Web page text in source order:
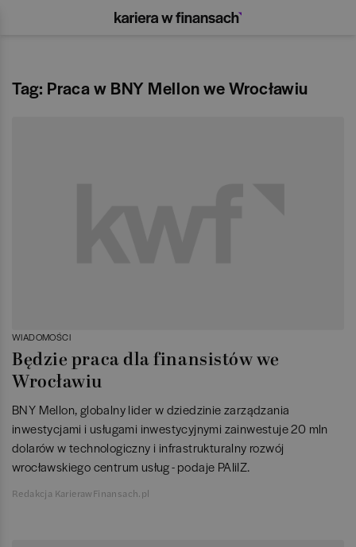
Tag: Praca w BNY Mellon we Wrocławiu
WIADOMOŚCI
Będzie praca dla finansistów we
Wrocławiu
BNY Mellon, globalny lider w dziedzinie zarządzania
inwestycjami i usługami inwestycyjnymi zainwestuje 20 mln
dolarów w technologiczny i infrastrukturalny rozwój
wrocławskiego centrum usług - podaje PAIiIZ.
Redakcja KarierawFinansach.pl